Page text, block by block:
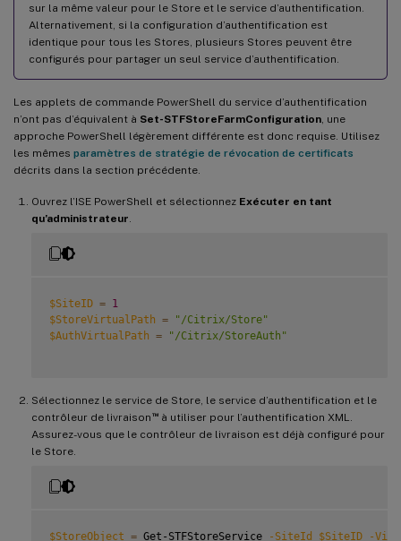
sur la même valeur pour le Store et le service d’authentification.
Alternativement, si la configuration d’authentification est
identique pour tous les Stores, plusieurs Stores peuvent être
configurés pour partager un seul service d’authentification.
Les applets de commande PowerShell du service d’authentification
n’ont pas d’équivalent à Set-STFStoreFarmConfiguration , une
approche PowerShell légèrement différente est donc requise. Utilisez
les mêmes paramètres de stratégie de révocation de certificats
décrits dans la section précédente.
Ouvrez l’ISE PowerShell et sélectionnez Exécuter en tant
qu’administrateur
$SiteID = 1
$StoreVirtualPath =
"/Citrix/Store"
$AuthVirtualPath = "/Citrix/StoreAuth"
Sélectionnez le service de Store, le service d’authentification et le
contrôleur de livraison ™à utiliser pour l’authentification XML.
Assurez-vous que le contrôleur de livraison est déjà configuré pour
le Store.
$StoreObject = Get-STFStoreService -SiteId $SiteID
-